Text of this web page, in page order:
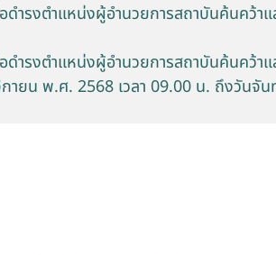
อดำรงตำแหน่งผู้อำนวยการสถาบันค้นค
อดำรงตำแหน่งผู้อำนวยการสถาบันค้นค
ายน พ.ศ. 2568 เวลา 09.00 น. ถึงวันจั